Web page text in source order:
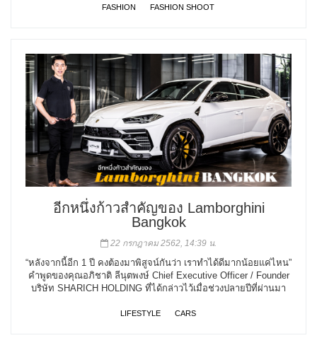
FASHION FASHION SHOOT
อีกหนึ่งก้าวสำคัญของ Lamborghini
Bangkok
22 กรกฎาคม 2562, 14:39 น.
“หลังจากนี้อีก 1 ปี คงต้องมาพิสูจน์กันว่า เราทำได้ดีมากน้อยแค่ไหน”
คำพูดของคุณอภิชาติ ลีนุตพงษ์ Chief Executive Officer / Founder
บริษัท SHARICH HOLDING ที่ได้กล่าวไว้เมื่อช่วงปลายปีที่ผ่านมา
LIFESTYLE CARS